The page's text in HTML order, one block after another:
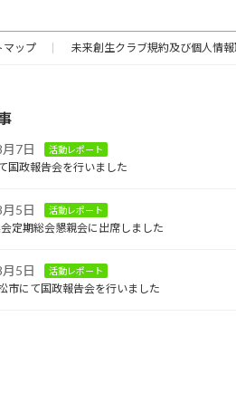
マップ 未来創生クラブ規約及び個人情
7日 活動レポート
国政報告会を行いました
5日 活動レポート
会定期総会懇親会に出席しました
5日 活動レポート
市にて国政報告会を行いました